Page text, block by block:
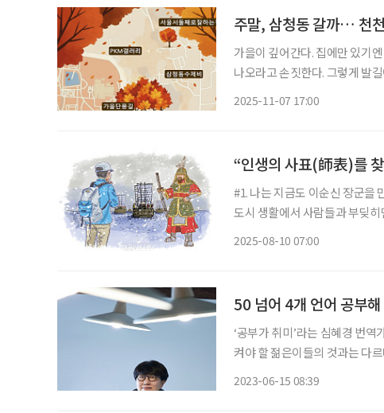
주말, 삼청동 갈까… 천
가을이 깊어간다. 집에만 있기
나오라고 손짓한다. 그렇게 발
2025-11-07 17:00
“인생의 사표(師表)를
#1. 나는 지금도 이순신 장군을
도시 생활에서 사람들과 부딪
2025-08-10 07:00
50 넘어 4개 언어 공부
‘공부가 취미’라는 심혜경 번
켜야 할 젊은이들의 것과는 다
2023-06-15 08:39